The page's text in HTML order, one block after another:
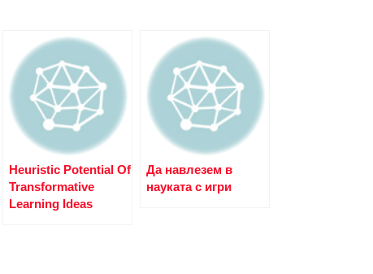
Heuristic Potential Of
Transformative
Learning Ideas
Да навлезем в
науката с игри